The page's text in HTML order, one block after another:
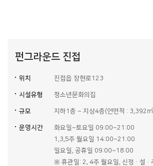
펀그라운드 진접
위치 진접읍 장현로123
시설유형 청소년문화의집
규모 지하1층 ~ 지상4층(연면적 : 3,392
운영시간
화요일~토요일 09:00~21:00
1,3,5주 월요일 14:00~21:00
일요일, 공휴일 09:00~18:00
※ 휴관일: 2, 4주 월요일, 신정·설·